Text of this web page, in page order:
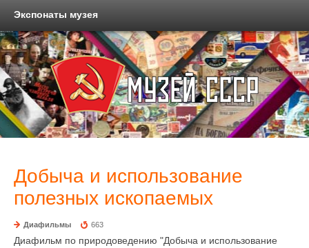
Экспонаты музея
Добыча и использование
полезных ископаемых
Диафильмы 663
Диафильм по природоведению "Добыча и использование